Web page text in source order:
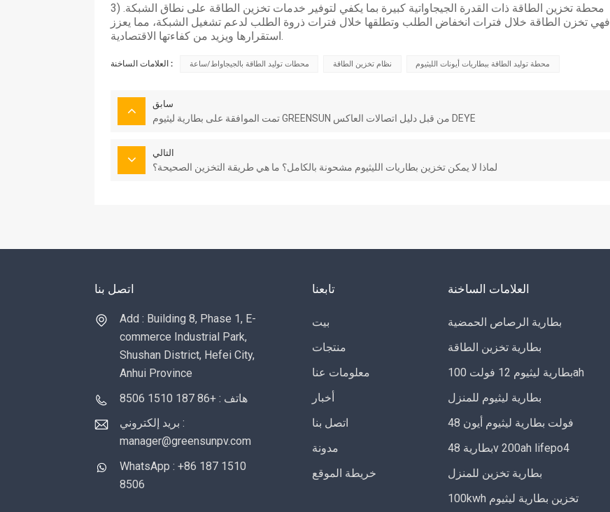
3) محطة تخزين الطاقة ذات القدرة الجيجاواتية كبيرة بما يكفي لتوفير خدمات تخزين الطاقة على نطاق الشبكة.
فهي تخزن الطاقة خلال فترات انخفاض الطلب وتطلقها خلال فترات ذروة الطلب لدعم تشغيل الشبكة، مما يعزز
استقرارها ويزيد من كفاءتها الاقتصادية.
العلامات الساخنة : محطات توليد الطاقة بالجيجاواط/ساعة نظام تخزين الطاقة محطة توليد الطاقة ببطاريات أيونات الليثيوم
سابق
تمت الموافقة على بطارية ليثيوم GREENSUN من قبل دليل اتصالات العاكس DEYE
التالي
لماذا لا يمكن تخزين بطاريات الليثيوم مشحونة بالكامل؟ ما هي طريقة التخزين الصحيحة؟
اتصل بنا
Add : Building 8, Phase 1, E-
commerce Industrial Park,
Shushan District, Hefei City,
Anhui Province
هاتف : +86 187 1510 8506
بريد إلكتروني :
manager@greensunpv.com
WhatsApp : +86 187 1510
8506
تابعنا
بيت
منتجات
معلومات عنا
أخبار
اتصل بنا
مدونة
خريطة الموقع
العلامات الساخنة
بطارية الرصاص الحمضية
بطارية تخزين الطاقة
بطارية ليثيوم 12 فولت 100ah
بطارية ليثيوم للمنزل
48 فولت بطارية ليثيوم أيون
بطارية 48v 200ah lifepo4
بطارية تخزين للمنزل
100kwh تخزين بطارية ليثيوم